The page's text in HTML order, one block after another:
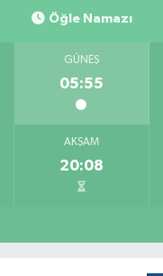
Öğle Namazı
GÜNEŞ
05:55
AKŞAM
20:08